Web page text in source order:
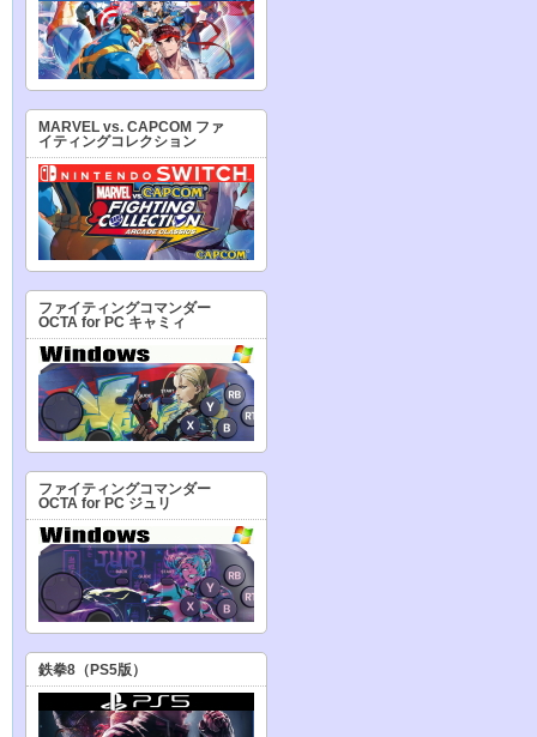
MARVEL vs. CAPCOM ファ
イティングコレクション
ファイティングコマンダー
OCTA for PC キャミィ
ファイティングコマンダー
OCTA for PC ジュリ
鉄拳8（PS5版）